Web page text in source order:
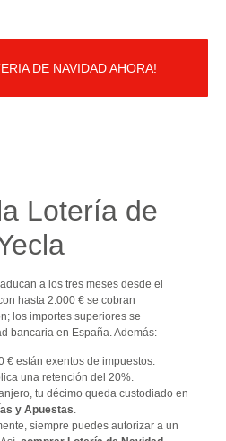
DE NAVIDAD AHORA!
Lotería de
a los tres meses desde el
hasta 2.000 € se cobran
los importes superiores se
bancaria en España. Además:
€ están exentos de impuestos.
una retención del 20%.
tu décimo queda custodiado en
y Apuestas.
siempre puedes autorizar a un